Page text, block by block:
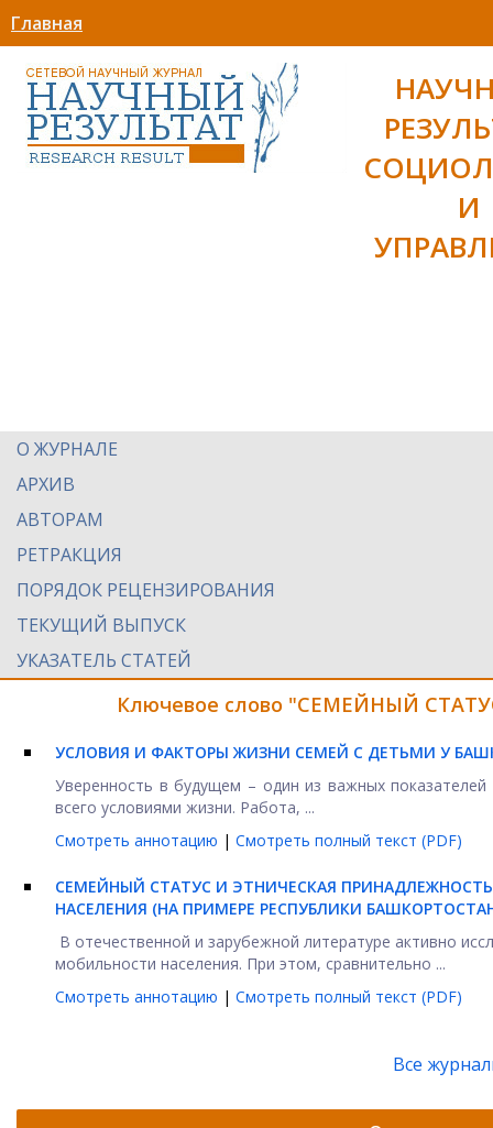
Главная
И
О ЖУРНАЛЕ
АРХИВ
АВТОРАМ
РЕТРАКЦИЯ
ПОРЯДОК РЕЦЕНЗИРОВАНИЯ
ТЕКУЩИЙ ВЫПУСК
УКАЗАТЕЛЬ СТАТЕЙ
Ключевое слово "СЕМЕЙНЫЙ
УСЛОВИЯ И ФАКТОРЫ ЖИЗНИ СЕМЕЙ С ДЕТЬМИ У
Уверенность в будущем – один из важных
всего условиями жизни. Работа, ...
Смотреть аннотацию | Смотреть полный текст (PDF)
СЕМЕЙНЫЙ СТАТУС И ЭТНИЧЕСКАЯ
НАСЕЛЕНИЯ (НА ПРИМЕРЕ РЕСПУБЛИКИ
В отечественной и зарубежной литературе активно
мобильности населения. При этом, сравнительно ...
Смотреть аннотацию | Смотреть полный текст (PDF)
Все